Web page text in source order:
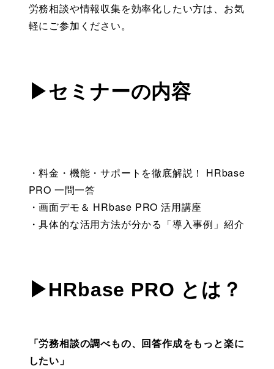
労務相談や情報収集を効率化したい方は、お気
軽にご参加ください。
▶セミナーの内容
・料金・機能・サポートを徹底解説！ HRbase
PRO 一問一答
・画面デモ＆ HRbase PRO 活用講座
・具体的な活用方法が分かる「導入事例」紹介
▶HRbase PRO とは？
「労務相談の調べもの、回答作成をもっと楽に
したい」